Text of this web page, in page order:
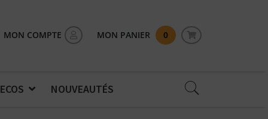
MON COMPTE MON PANIER 0
NOUVEAUTÉS